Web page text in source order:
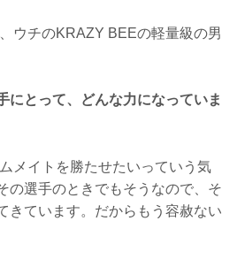
ウチのKRAZY BEEの軽量級の男
にとって、どんな力になっていま
メイトを勝たせたいっていう気
の選手のときでもそうなので、そ
きています。だからもう容赦ない